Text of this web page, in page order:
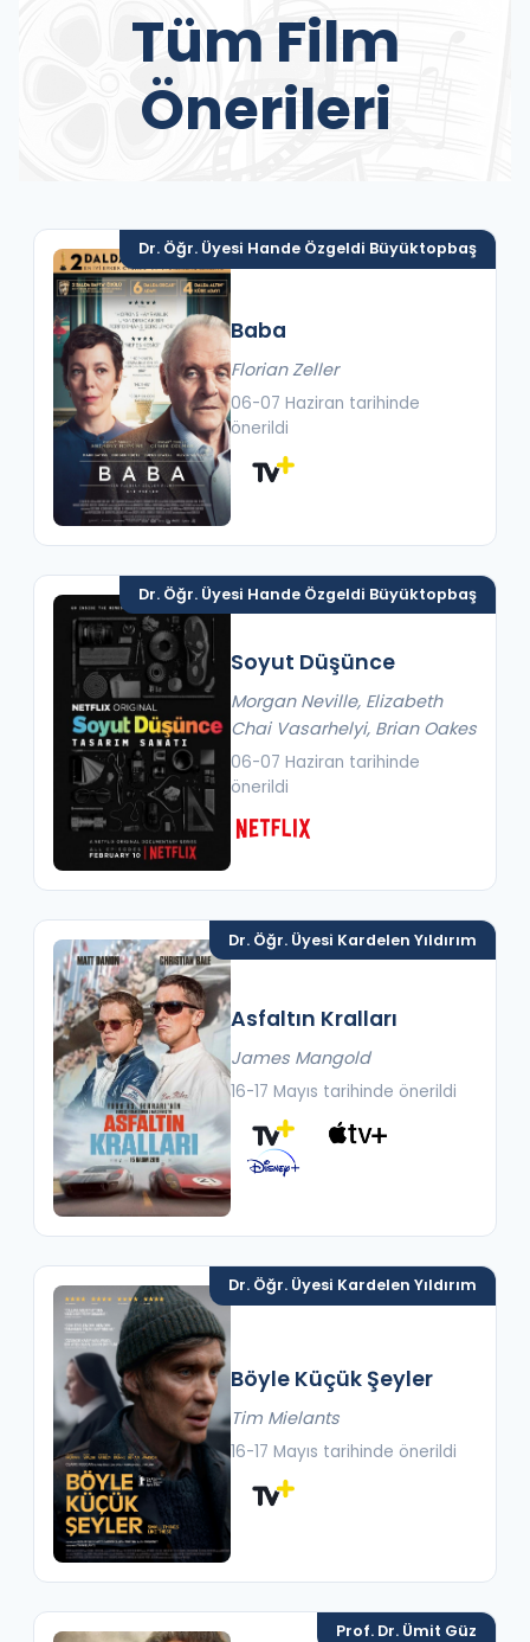
Tüm Film
Önerileri
Dr. Öğr. Üyesi Hande Özgeldi Büyüktopbaş
Baba
Florian Zeller
06-07 Haziran tarihinde
önerildi
Dr. Öğr. Üyesi Hande Özgeldi Büyüktopbaş
Soyut Düşünce
Morgan Neville, Elizabeth
Chai Vasarhelyi, Brian Oakes
06-07 Haziran tarihinde
önerildi
Dr. Öğr. Üyesi Kardelen Yıldırım
Asfaltın Kralları
James Mangold
16-17 Mayıs tarihinde önerildi
Dr. Öğr. Üyesi Kardelen Yıldırım
Böyle Küçük Şeyler
Tim Mielants
16-17 Mayıs tarihinde önerildi
Prof. Dr. Ümit Güz